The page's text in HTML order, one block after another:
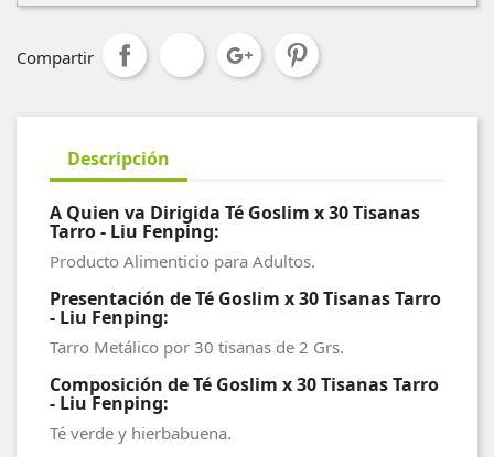
Compartir
Descripción
A Quien va Dirigida Té Goslim x 30 Tisanas
Tarro - Liu Fenping:
Producto Alimenticio para Adultos.
Presentación de Té Goslim x 30 Tisanas Tarro
- Liu Fenping:
Tarro Metálico por 30 tisanas de 2 Grs.
Composición de Té Goslim x 30 Tisanas Tarro
- Liu Fenping:
Té verde y hierbabuena.